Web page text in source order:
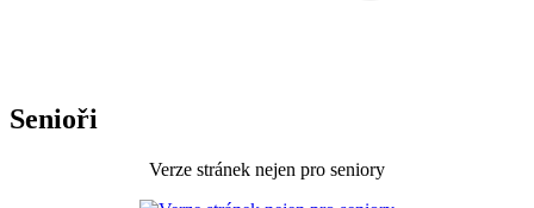
Senioři
Verze stránek nejen pro seniory